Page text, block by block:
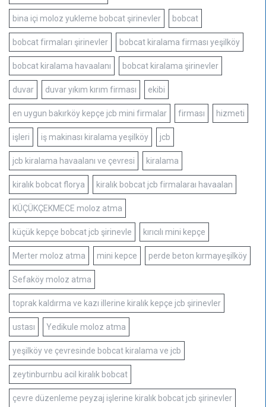
bina içi moloz yukleme bobcat şirinevler bobcat
bobcat firmaları şirinevler bobcat kiralama firması yeşilköy
bobcat kiralama havaalanı bobcat kiralama şirinevler
duvar duvar yıkım kırım firması ekibi
en uygun bakırköy kepçe jcb mini firmalar firması hizmeti
işleri iş makinası kiralama yeşilköy jcb
jcb kiralama havaalanı ve çevresi kiralama
kiralık bobcat florya kiralık bobcat jcb firmalaraı havaalan
KÜÇÜKÇEKMECE moloz atma
küçük kepçe bobcat jcb şirinevle kırıcılı mini kepçe
Merter moloz atma mini kepce perde beton kırmayeşilköy
Sefaköy moloz atma
toprak kaldırma ve kazı illerine kiralık kepçe jcb şirinevler
ustası Yedikule moloz atma
yeşilköy ve çevresinde bobcat kiralama ve jcb
zeytinburnbu acil kiralık bobcat
çevre düzenleme peyzaj işlerine kiralık bobcat jcb şirinevler